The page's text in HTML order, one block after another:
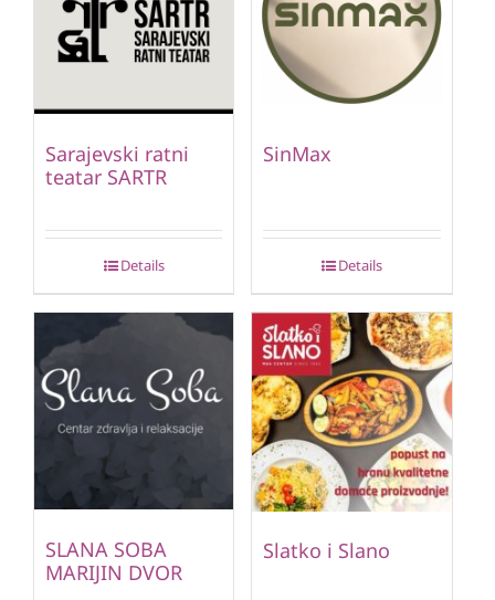
Sarajevski ratni
teatar SARTR
Details
SinMax
Details
SLANA SOBA
MARIJIN DVOR
Slatko i Slano